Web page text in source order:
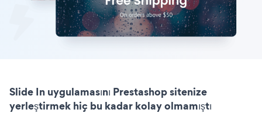
Slide In uygulamasını Prestashop sitenize
yerleştirmek hiç bu kadar kolay olmamıştı